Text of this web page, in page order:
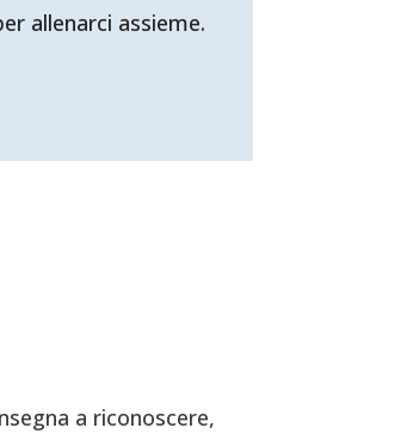
allenarci assieme.
a riconoscere,